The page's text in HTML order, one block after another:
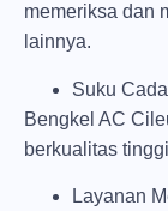
memeriksa dan
lainnya.
Suku
Bengkel AC
berkualitas
Layanan